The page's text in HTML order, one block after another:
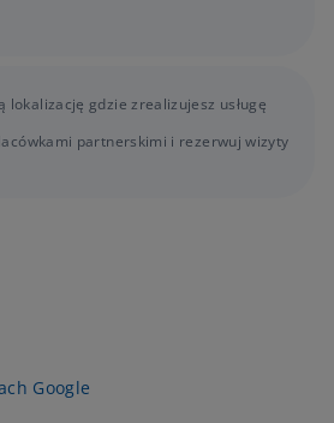
Google
lokalizację gdzie zrealizujesz usługę
partnerskimi i rezerwuj wizyty